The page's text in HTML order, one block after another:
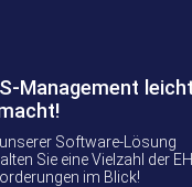
Management leicht
Software-Lösung
Sie eine Vielzahl der
im Blick!